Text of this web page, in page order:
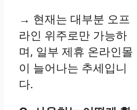
→ 현재는 대부분 오프
라인 위주로만 가능하
며, 일부 제휴 온라인몰
이 늘어나는 추세입니
다.